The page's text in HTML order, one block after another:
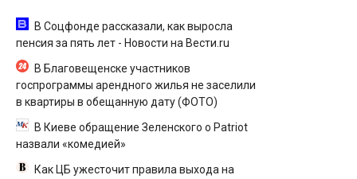
В Соцфонде рассказали, как выросла
пенсия за пять лет - Новости на Вести.ru
В Благовещенске участников
госпрограммы арендного жилья не заселили
в квартиры в обещанную дату (ФОТО)
В Киеве обращение Зеленского о Patriot
назвали «комедией»
Как ЦБ ужесточит правила выхода на